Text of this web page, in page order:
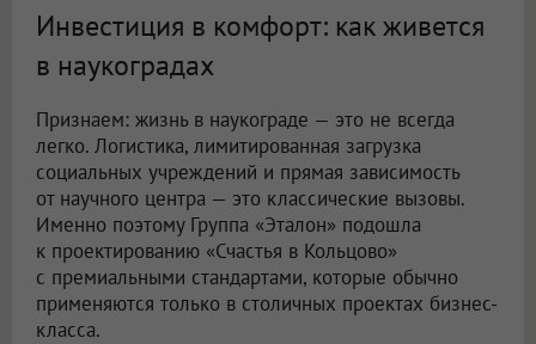
Инвестиция в комфорт: как живется
в наукоградах
Признаем: жизнь в наукограде — это не всегда
легко. Логистика, лимитированная загрузка
социальных учреждений и прямая зависимость
от научного центра — это классические вызовы.
Именно поэтому Группа «Эталон» подошла
к проектированию «Счастья в Кольцово»
с премиальными стандартами, которые обычно
применяются только в столичных проектах бизнес-
класса.